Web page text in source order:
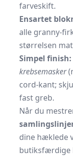
farveskift.
Ensartet
alle granny-
størrelsen
Simpel finish:
krebsemasker
cord-kant;
fast greb.
Når du
dine hæklede
butiksfærdige